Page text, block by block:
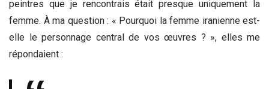
peintres que je rencontrais était presque uniquement la
femme. À ma question : « Pourquoi la femme iranienne est-
elle le personnage central de vos œuvres ? », elles me
répondaient :